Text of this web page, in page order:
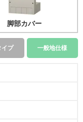
脚部カバー
イプ 一般地仕様